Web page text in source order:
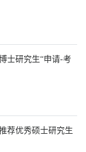
士研究生“申请-考
荐优秀硕士研究生